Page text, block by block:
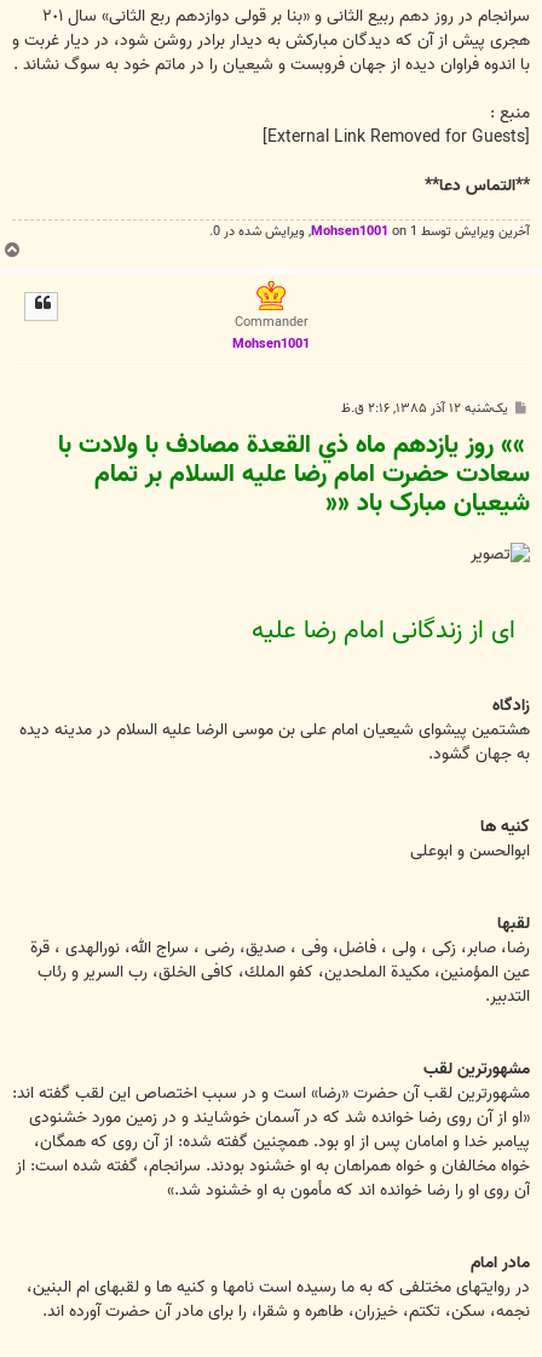
سرانجام در روز دهم ربيع الثانى و «بنا بر قولى دوازدهم ربع الثانى» سال ٢٠١
هجرى پيش از آن كه ديدگان مباركش به ديدار برادر روشن شود، در ديار غربت و
با اندوه فراوان ديده از جهان فروبست و شيعيان را در ماتم خود به سوگ نشاند .
منبع :
**التماس دعا**
آخرین ويرايش توسط 1 on Mohsen1001, ويرايش شده در 0.
ب
ا
Commander
Mohsen1001
پ
ت
یک‌شنبه ۱۲ آذر ۱۳۸۵, ۲:۱۶ ق.ظ
»» روز يازدهم ماه ذي القعدة مصادف با ولادت با
سعادت حضرت امام رضا عليه السلام بر تمام
شيعيان مبارک باد ««
اى از زندگانى امام رضا عليه
زادگاه
هشتمين پيشواى شيعيان امام على بن موسى الرضا عليه السلام در مدينه ديده
به جهان گشود.
كنيه ها
ابوالحسن و ابوعلى
لقبها
رضا، صابر، زكى ، ولى ، فاضل، وفى ، صديق، رضى ، سراج الله، نورالهدى ، قرة
عين المؤمنين، مكيدة الملحدين، كفو الملك، كافى الخلق، رب السرير و رئاب
التدبير.
مشهورترين لقب
مشهورترين لقب آن حضرت «رضا» است و در سبب اختصاص اين لقب گفته اند:
«او از آن روى رضا خوانده شد كه در آسمان خوشايند و در زمين مورد خشنودى
پيامبر خدا و امامان پس از او بود. همچنين گفته شده: از آن روى كه همگان،
خواه مخالفان و خواه همراهان به او خشنود بودند. سرانجام، گفته شده است: از
آن روى او را رضا خوانده اند كه مأمون به او خشنود شد.»
مادر امام
در روايتهاى مختلفى كه به ما رسيده است نامها و كنيه ها و لقبهاى ام البنين،
نجمه، سكن، تكتم، خيزران، طاهره و شقرا، را براى مادر آن حضرت آورده اند.